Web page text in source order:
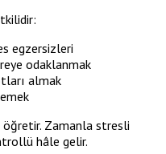
egzersizleri
odaklanmak
almak
öğretir. Zamanla stresli
hâle gelir.